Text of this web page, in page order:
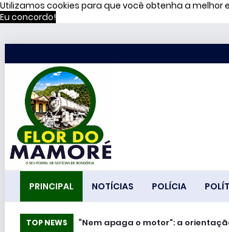
Utilizamos cookies para que você obtenha a
Eu concordo!
PRINCIPAL NOTÍCIAS POLÍCIA
TOP NEWS “Nem apaga o motor”: a